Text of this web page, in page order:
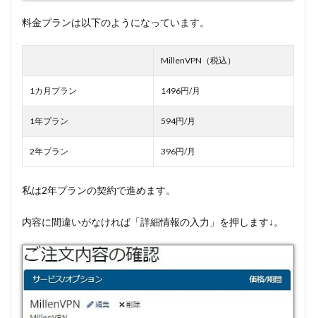
料金プランは以下のようになっています。
MillenVPN（税込）
1カ月プラン 1496円/月
1年プラン 594円/月
2年プラン 396円/月
私は2年プランの契約で進めます。
内容に間違いがなければ「詳細情報の入力」を押します↓。